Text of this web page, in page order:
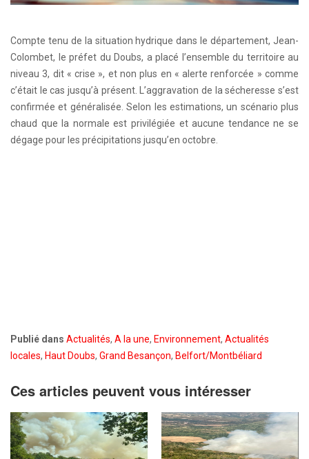
Compte tenu de la situation hydrique dans le département, Jean-
Colombet, le préfet du Doubs, a placé l’ensemble du territoire au
niveau 3, dit « crise », et non plus en « alerte renforcée » comme
c’était le cas jusqu’à présent. L’aggravation de la sécheresse s’est
confirmée et généralisée. Selon les estimations, un scénario plus
chaud que la normale est privilégiée et aucune tendance ne se
dégage pour les précipitations jusqu’en octobre.
Publié dans Actualités, A la une, Environnement, Actualités
locales, Haut Doubs, Grand Besançon, Belfort/Montbéliard
Ces articles peuvent vous intéresser